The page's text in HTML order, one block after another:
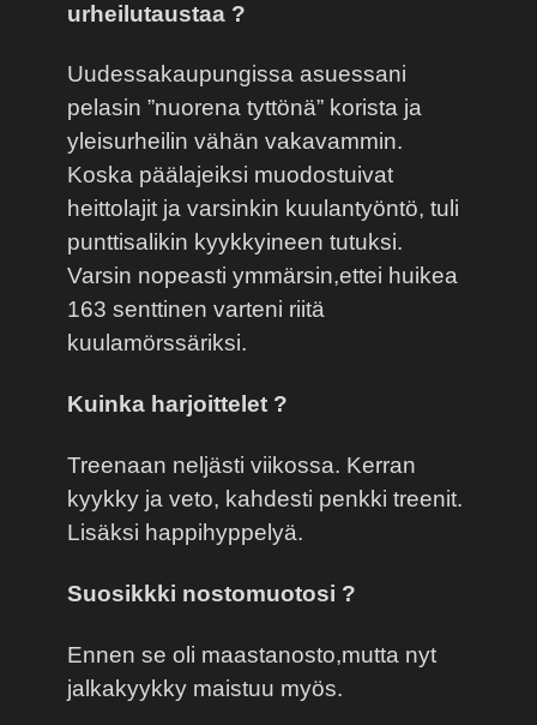
urheilutaustaa ?
Uudessakaupungissa asuessani
pelasin ”nuorena tyttönä” korista ja
yleisurheilin vähän vakavammin.
Koska päälajeiksi muodostuivat
heittolajit ja varsinkin kuulantyöntö, tuli
punttisalikin kyykkyineen tutuksi.
Varsin nopeasti ymmärsin,ettei huikea
163 senttinen varteni riitä
kuulamörssäriksi.
Kuinka harjoittelet ?
Treenaan neljästi viikossa. Kerran
kyykky ja veto, kahdesti penkki treenit.
Lisäksi happihyppelyä.
Suosikkki nostomuotosi ?
Ennen se oli maastanosto,mutta nyt
jalkakyykky maistuu myös.